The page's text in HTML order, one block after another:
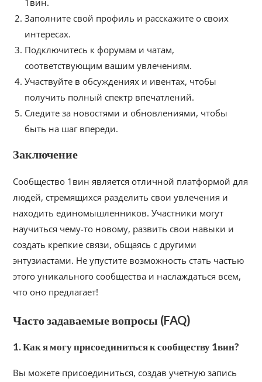
1вин.
Заполните свой профиль и расскажите о своих
интересах.
Подключитесь к форумам и чатам,
соответствующим вашим увлечениям.
Участвуйте в обсуждениях и ивентах, чтобы
получить полный спектр впечатлений.
Следите за новостями и обновлениями, чтобы
быть на шаг впереди.
Заключение
Сообщество 1вин является отличной платформой для
людей, стремящихся разделить свои увлечения и
находить единомышленников. Участники могут
научиться чему-то новому, развить свои навыки и
создать крепкие связи, общаясь с другими
энтузиастами. Не упустите возможность стать частью
этого уникального сообщества и наслаждаться всем,
что оно предлагает!
Часто задаваемые вопросы (FAQ)
1. Как я могу присоединиться к сообществу 1вин?
Вы можете присоединиться, создав учетную запись